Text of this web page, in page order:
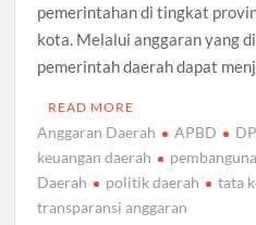
pemerintahan di tingkat
kota. Melalui anggaran yang
pemerintah daerah dapat
READ MORE
Anggaran Daerah APBD
keuangan daerah
Daerah
politik daerah
tata
transparansi anggaran